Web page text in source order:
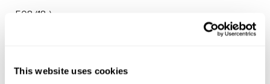
This website uses cookies
- 508 (18-)
- Outback (15-)